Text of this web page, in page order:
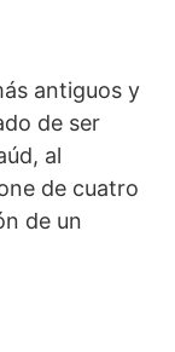
antiguos y
de ser
al
de cuatro
de un